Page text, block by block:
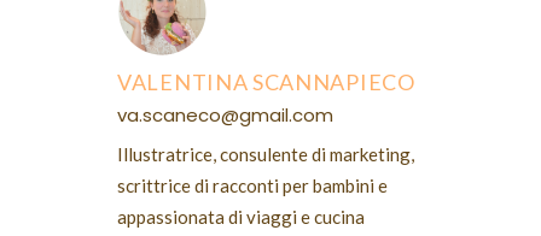
VALENTINA SCANNAPIECO
va.scaneco@gmail.com
Illustratrice, consulente di marketing,
scrittrice di racconti per bambini e
appassionata di viaggi e cucina